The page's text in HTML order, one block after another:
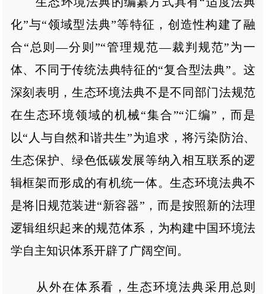
化”与“领域型法典”等特征，创造性构建了融
合“总则—分则”“管理规范—裁判规范”为一
体、不同于传统法典特征的“复合型法典”。这
深刻表明，生态环境法典不是不同部门法规范
在生态环境领域的机械“集合”“汇编”，而是
以“人与自然和谐共生”为追求，将污染防治、
生态保护、绿色低碳发展等纳入相互联系的逻
辑框架而形成的有机统一体。生态环境法典不
是将旧规范装进“新容器”，而是按照新的法理
逻辑组织起来的规范体系，为构建中国环境法
学自主知识体系开辟了广阔空间。
从外在体系看，生态环境法典采用总则